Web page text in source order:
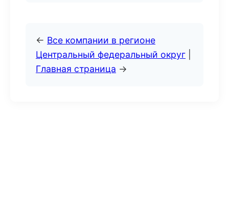
← Все компании в регионе
Центральный федеральный округ
Главная страница →